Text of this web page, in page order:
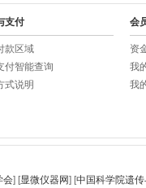
支付
款区域
付智能查询
式说明
会
资
我
我
会] [显微仪器网] [中国科学院遗